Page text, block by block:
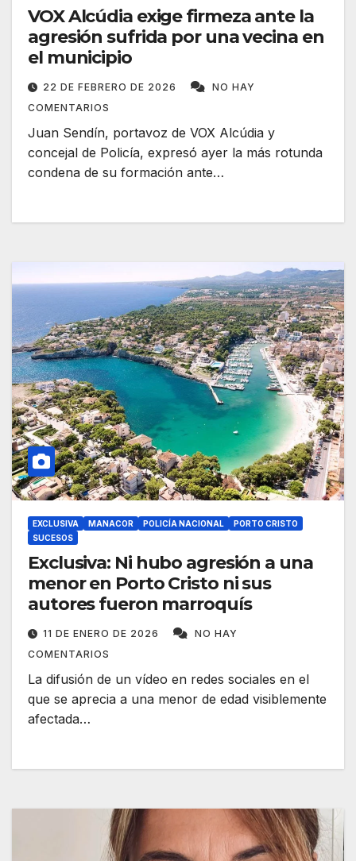
VOX Alcúdia exige firmeza ante la
agresión sufrida por una vecina en
el municipio
22 DE FEBRERO DE 2026
NO HAY
COMENTARIOS
Juan Sendín, portavoz de VOX Alcúdia y
concejal de Policía, expresó ayer la más rotunda
condena de su formación ante…
EXCLUSIVA MANACOR POLICÍA NACIONAL
PORTO CRISTO
SUCESOS
Exclusiva: Ni hubo agresión a una
menor en Porto Cristo ni sus
autores fueron marroquís
11 DE ENERO DE 2026
NO HAY
COMENTARIOS
La difusión de un vídeo en redes sociales en el
que se aprecia a una menor de edad visiblemente
afectada…